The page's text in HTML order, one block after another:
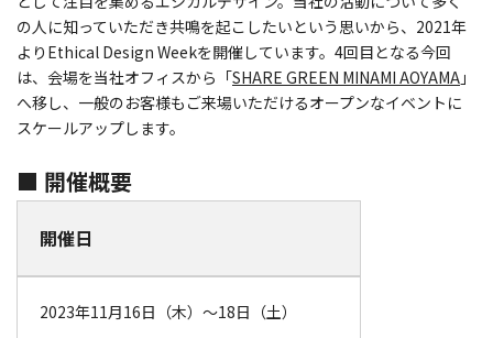
の人に知っていただき共鳴を起こしたいという思いから、2021年
よりEthical Design Weekを開催しています。4回目となる今回
は、会場を当社オフィスから「SHARE GREEN MINAMI AOYAMA 」
へ移し、一般のお客様もご来場いただけるオープンなイベントに
スケールアップします。
■ 開催概要
開催日
2023年11月16日（木）～18日（土）